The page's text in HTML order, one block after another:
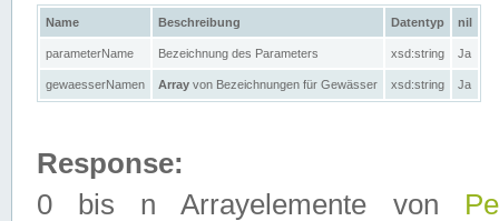
Name Beschreibung Datentyp nil
parameterName Bezeichnung des Parameters xsd:string Ja
gewaesserNamen Array von Bezeichnungen für Gewässer xsd:string Ja
Response:
0 bis n Arrayelemente von